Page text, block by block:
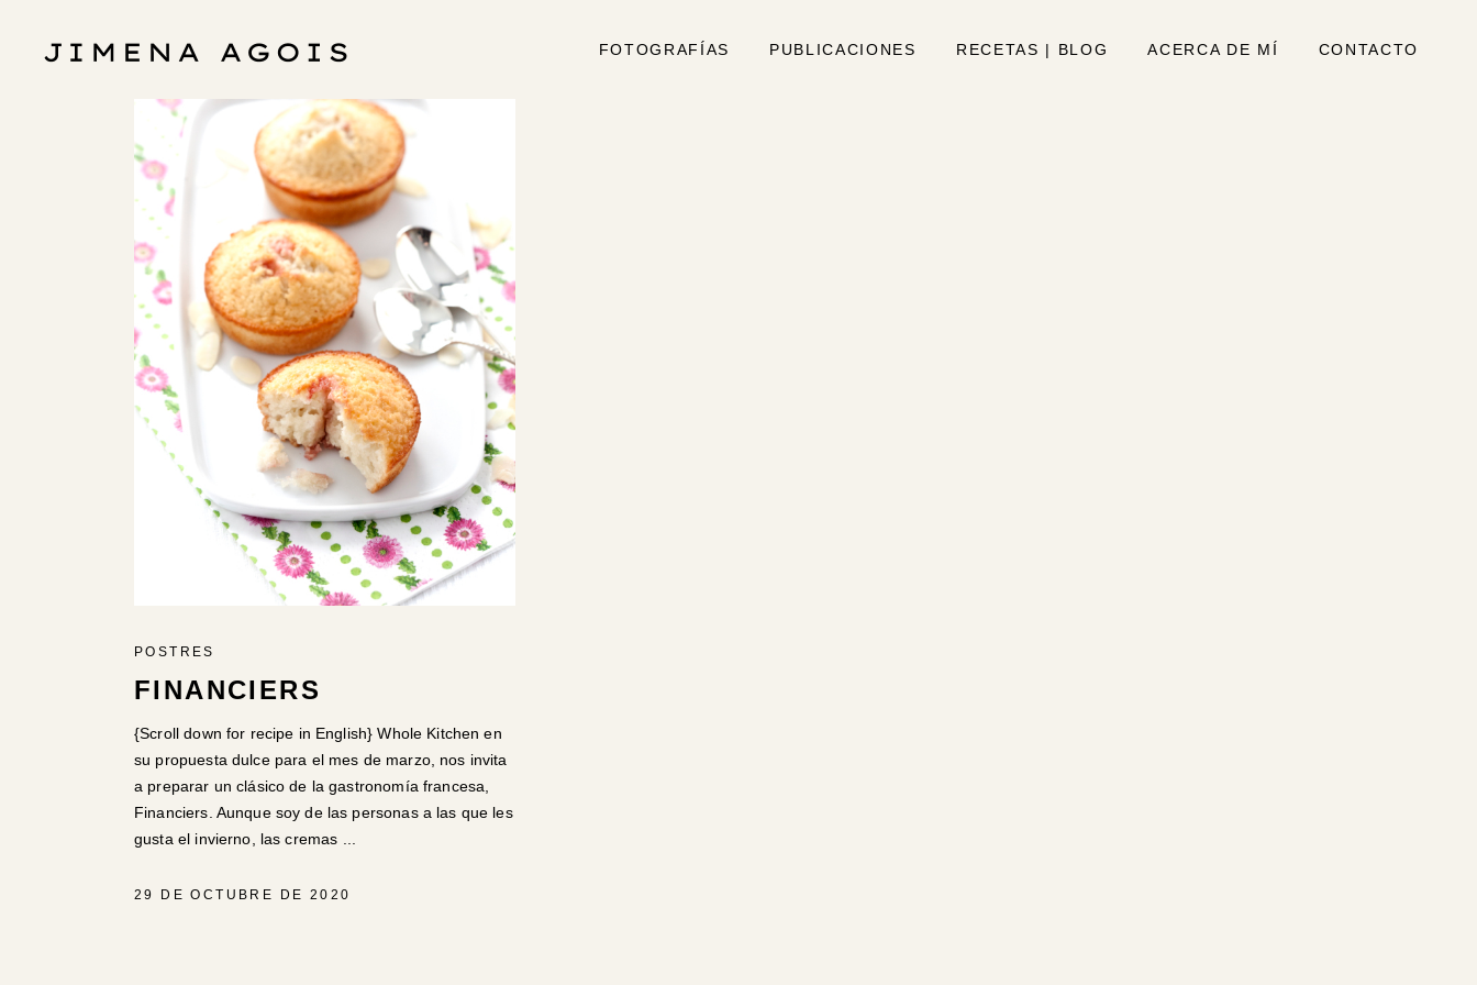
FOTOGRAFÍAS PUBLICACIONES RECETAS | BLOG ACERCA DE MÍ CONTACTO
POSTRES
FINANCIERS
{Scroll down for recipe in English} Whole Kitchen en
su propuesta dulce para el mes de marzo, nos invita
a preparar un clásico de la gastronomía francesa,
Financiers. Aunque soy de las personas a las que les
gusta el invierno, las cremas
29 DE OCTUBRE DE 2020